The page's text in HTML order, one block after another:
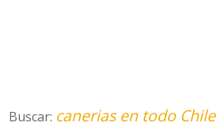
Buscar: canerias en todo Chile